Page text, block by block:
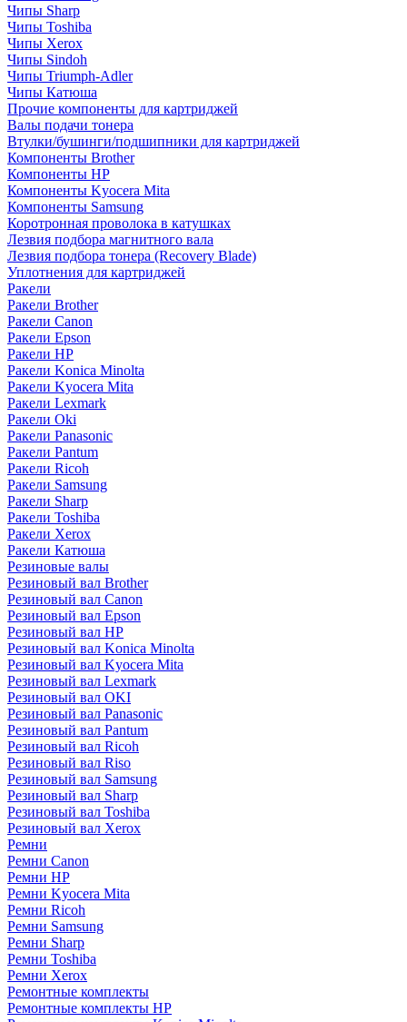
Чипы Sharp
Чипы Toshiba
Чипы Xerox
Чипы Sindoh
Чипы Triumph-Adler
Чипы Катюша
Прочие компоненты для картриджей
Валы подачи тонера
Втулки/бушинги/подшипники для картриджей
Компоненты Brother
Компоненты HP
Компоненты Kyocera Mita
Компоненты Samsung
Коротронная проволока в катушках
Лезвия подбора магнитного вала
Лезвия подбора тонера (Recovery Blade)
Уплотнения для картриджей
Ракели
Ракели Brother
Ракели Canon
Ракели Epson
Ракели HP
Ракели Konica Minolta
Ракели Kyocera Mita
Ракели Lexmark
Ракели Oki
Ракели Panasonic
Ракели Pantum
Ракели Ricoh
Ракели Samsung
Ракели Sharp
Ракели Toshiba
Ракели Xerox
Ракели Катюша
Резиновые валы
Резиновый вал Brother
Резиновый вал Canon
Резиновый вал Epson
Резиновый вал HP
Резиновый вал Konica Minolta
Резиновый вал Kyocera Mita
Резиновый вал Lexmark
Резиновый вал OKI
Резиновый вал Panasonic
Резиновый вал Pantum
Резиновый вал Ricoh
Резиновый вал Riso
Резиновый вал Samsung
Резиновый вал Sharp
Резиновый вал Toshiba
Резиновый вал Xerox
Ремни
Ремни Canon
Ремни HP
Ремни Kyocera Mita
Ремни Ricoh
Ремни Samsung
Ремни Sharp
Ремни Toshiba
Ремни Xerox
Ремонтные комплекты
Ремонтные комплекты HP